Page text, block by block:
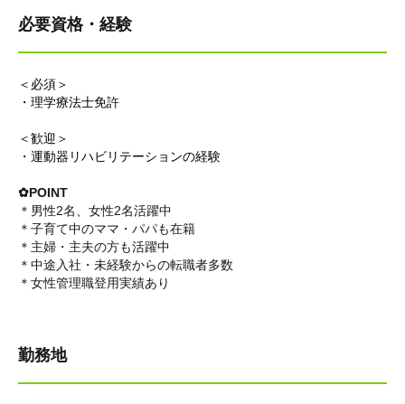
必要資格・経験
＜必須＞
・理学療法士免許
＜歓迎＞
・運動器リハビリテーションの経験
✿POINT
＊男性2名、女性2名活躍中
＊子育て中のママ・パパも在籍
＊主婦・主夫の方も活躍中
＊中途入社・未経験からの転職者多数
＊女性管理職登用実績あり
勤務地